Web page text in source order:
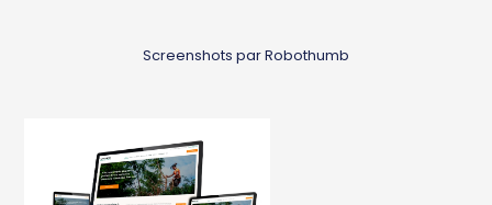
Screenshots par Robothumb